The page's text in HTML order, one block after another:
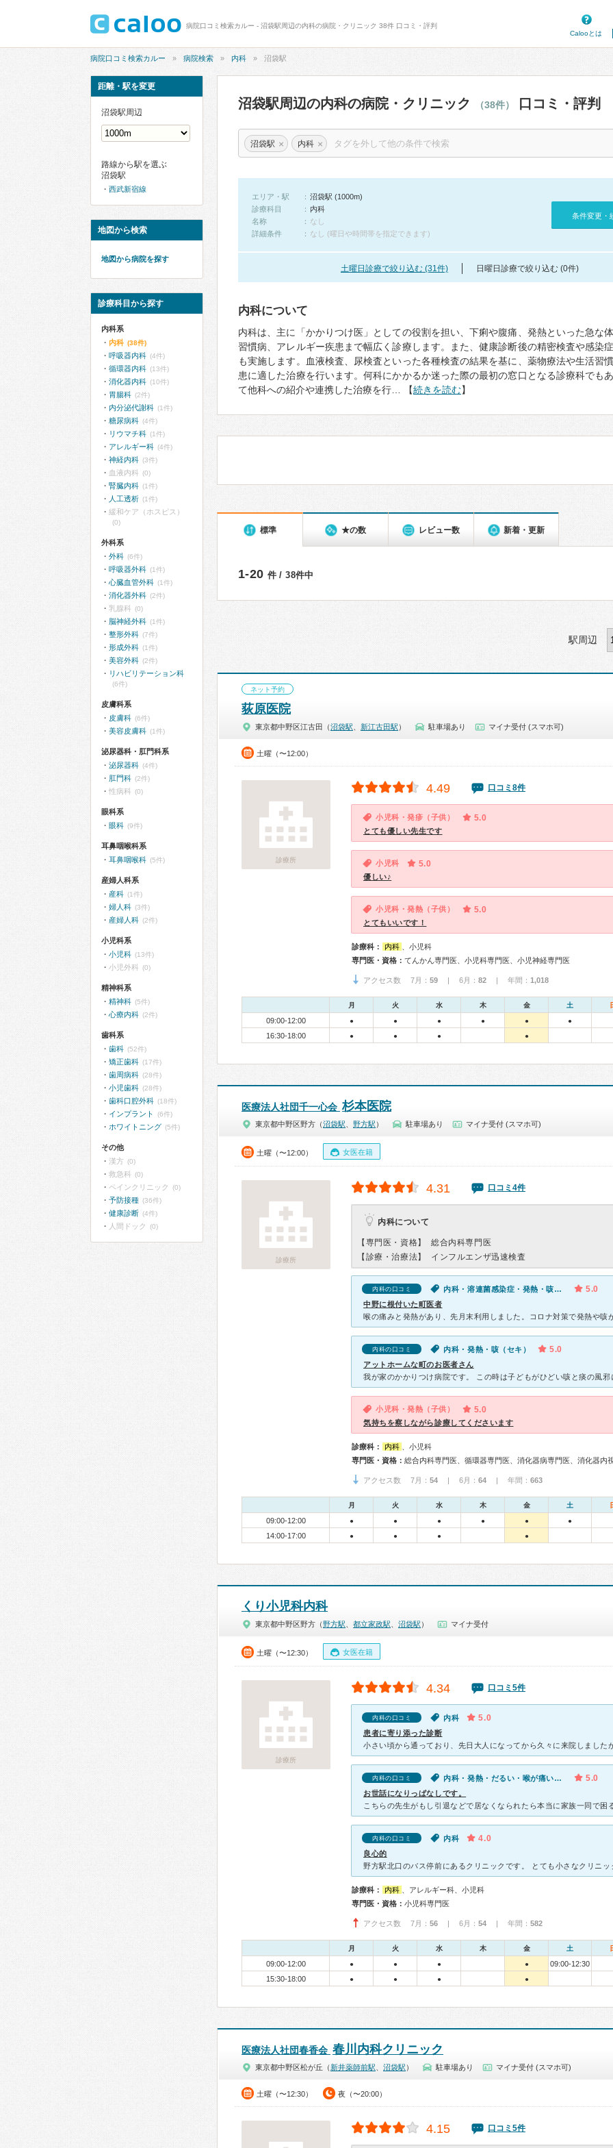
病院口コミ検索カルー - 沼袋駅周辺の内科の病院・クリニック 38件 口コミ・評判
Calooとは
病院口コミ検索カルー 病院検索 内科 沼袋駅
沼袋駅周辺の内科の病院・クリニック （38件） 口コミ・評判
沼袋駅 × 内科 ×
エリア・駅
沼袋駅 (1000m)
診療科目
内科
名称
なし
詳細条件
なし (曜日や時間帯を指定できます)
条件変更・
土曜日診療で絞り込む (31件) 日曜日診療で絞り込む (0件)
内科について
内科は、主に「かかりつけ医」としての役割を担い、下痢や腹痛、発熱といった急な
習慣病、アレルギー疾患まで幅広く診療します。また、健康診断後の精密検査や感染
も実施します。血液検査、尿検査といった各種検査の結果を基に、薬物療法や生活習
患に適した治療を行います。何科にかかるか迷った際の最初の窓口となる診療科でも
て他科への紹介や連携した治療を行… 【続きを読む】
標準 ★の数 レビュー数 新着・更新
1-20 件 / 38件中
駅周辺
ネット予約
荻原医院
東京都中野区江古田（沼袋駅 新江古田駅 ） 駐車場あり マイナ受付 (スマホ可)
土曜（〜12:00）
診療所
4.49 口コミ8件
小児科・発疹（子供） 5.0
とても優しい先生です
小児科 5.0
優しい♪
小児科・発熱（子供） 5.0
とてもいいです！
診療科： 内科
、小児科
専門医・資格： てんかん専門医、小児科専門医、小児神経専門医
アクセス数 7月： 59 | 6月： 82 | 年間： 1,018
月 火 水 木 金 土
09:00-12:00 ● ● ● ● ● ●
16:30-18:00 ● ● ● ●
医療法人社団千一心会 杉本医院
東京都中野区野方（沼袋駅 野方駅 ） 駐車場あり マイナ受付 (スマホ可)
土曜（〜12:00） 女医在籍
診療所
4.31 口コミ4件
内科について
【専門医・資格】
総合内科専門医
【診療・治療法】
インフルエンザ迅速検査
内科の口コミ 内科・溶連菌感染症・発熱・咳（セキ） 5.0
中野に根付いた町医者
内科の口コミ 内科・発熱・咳（セキ） 5.0
アットホームな町のお医者さん
小児科・発熱（子供） 5.0
気持ちを察しながら診療してくださいます
診療科： 内科
、小児科
専門医・資格：
アクセス数 7月： 54 | 6月： 64 | 年間： 663
月 火 水 木 金 土
09:00-12:00 ● ● ● ● ● ●
14:00-17:00 ● ● ● ●
くり小児科内科
東京都中野区野方（野方駅 都立家政駅 沼袋駅 ） マイナ受付
土曜（〜12:30） 女医在籍
診療所
4.34 口コミ5件
内科の口コミ 内科 5.0
患者に寄り添った診断
内科の口コミ 内科・発熱・だるい・喉が痛い・体調不良 5.0
お世話になりっぱなしです。
内科の口コミ 内科 4.0
良心的
診療科： 内科
、アレルギー科、小児科
専門医・資格： 小児科専門医
アクセス数 7月： 56 | 6月： 54 | 年間： 582
月 火 水 木 金 土
09:00-12:00 ● ● ● ●
09:00-12:30
15:30-18:00
● ● ● ●
医療法人社団春香会 春川内科クリニック
東京都中野区松が丘（ 新井薬師前駅 沼袋駅 ） 駐車場あり マイナ受付 (スマホ可)
土曜（〜12:30） 夜（〜20:00）
4.15 口コミ5件
距離・駅を変更
沼袋駅周辺
路線から駅を選ぶ
沼袋駅
西武新宿線
地図から検索
地図から病院を探す
診療科目から探す
内科系
内科 (38件)
呼吸器内科 (4件)
循環器内科 (13件)
消化器内科 (10件)
胃腸科 (2件)
内分泌代謝科 (1件)
糖尿病科 (4件)
リウマチ科 (1件)
アレルギー科 (4件)
神経内科 (3件)
血液内科 (0)
腎臓内科 (1件)
人工透析 (1件)
緩和ケア（ホスピス）
(0)
外科系
外科 (6件)
呼吸器外科 (1件)
心臓血管外科 (1件)
消化器外科 (2件)
乳腺科 (0)
脳神経外科 (1件)
整形外科 (7件)
形成外科 (1件)
美容外科 (2件)
リハビリテーション科
(6件)
皮膚科系
皮膚科 (6件)
美容皮膚科 (1件)
泌尿器科・肛門科系
泌尿器科 (4件)
肛門科 (2件)
性病科 (0)
眼科系
眼科 (9件)
耳鼻咽喉科系
耳鼻咽喉科 (5件)
産婦人科系
産科 (1件)
婦人科 (3件)
産婦人科 (2件)
小児科系
小児科 (13件)
小児外科 (0)
精神科系
精神科 (5件)
心療内科 (2件)
歯科系
歯科 (52件)
矯正歯科 (17件)
歯周病科 (28件)
小児歯科 (28件)
歯科口腔外科 (18件)
インプラント (6件)
ホワイトニング (5件)
その他
漢方 (0)
救急科 (0)
ペインクリニック (0)
予防接種 (36件)
健康診断 (4件)
人間ドック (0)